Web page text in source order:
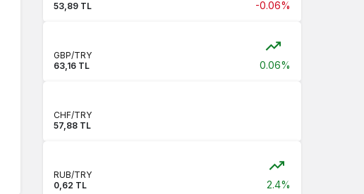
53,89 TL
-0.06%
GBP/TRY
63,16 TL
0.06%
CHF/TRY
57,88 TL
RUB/TRY
0,62 TL
2.4%